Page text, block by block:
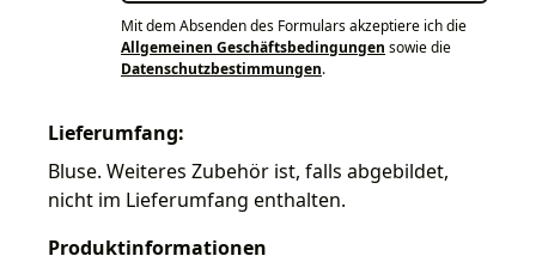
Mit dem Absenden des Formulars akzeptiere ich die
Allgemeinen Geschäftsbedingungen sowie die
Datenschutzbestimmungen.
Lieferumfang:
Bluse. Weiteres Zubehör ist, falls abgebildet,
nicht im Lieferumfang enthalten.
Produktinformationen